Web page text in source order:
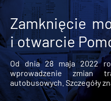
Zamknięcie
i otwarcie
Od dnia 28 maja 2022
wprowadzenie zmian
autobusowych. Szczegóły